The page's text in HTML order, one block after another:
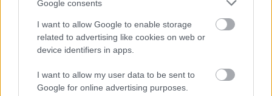
Google consents
I want to allow Google to enable storage
related to advertising like cookies on web or
device identifiers in apps.
I want to allow my user data to be sent to
Google for online advertising purposes.